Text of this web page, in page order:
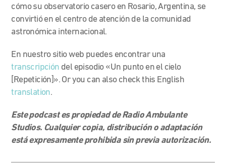
cómo su observatorio casero en Rosario, Argentina, se
convirtió en el centro de atención de la comunidad
astronómica internacional.
En nuestro sitio web puedes encontrar una
transcripción del episodio «Un punto en el cielo
[Repetición]». Or you can also check this English
translation.
Este podcast es propiedad de Radio Ambulante
Studios. Cualquier copia, distribución o adaptación
está expresamente prohibida sin previa autorización.